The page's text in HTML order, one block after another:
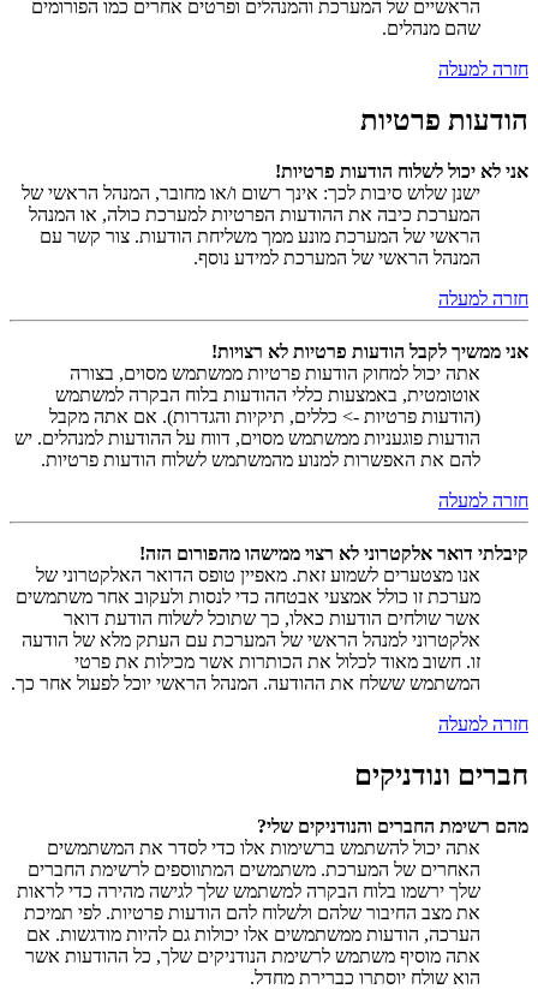
הראשיים של המערכת והמנהלים ופרטים אחרים כמו הפורומים
שהם מנהלים.
חזרה למעלה
הודעות פרטיות
אני לא יכול לשלוח הודעות פרטיות!
ישנן שלוש סיבות לכך: אינך רשום ו/או מחובר, המנהל הראשי של
המערכת כיבה את ההודעות הפרטיות למערכת כולה, או המנהל
הראשי של המערכת מונע ממך משליחת הודעות. צור קשר עם
המנהל הראשי של המערכת למידע נוסף.
חזרה למעלה
אני ממשיך לקבל הודעות פרטיות לא רצויות!
אתה יכול למחוק הודעות פרטיות ממשתמש מסוים, בצורה
אוטומטית, באמצעות כללי ההודעות בלוח הבקרה למשתמש
(הודעות פרטיות -> כללים, תיקיות והגדרות). אם אתה מקבל
הודעות פוגעניות ממשתמש מסוים, דווח על ההודעות למנהלים. יש
להם את האפשרות למנוע מהמשתמש לשלוח הודעות פרטיות.
חזרה למעלה
קיבלתי דואר אלקטרוני לא רצוי ממישהו מהפורום הזה!
אנו מצטערים לשמוע זאת. מאפיין טופס הדואר האלקטרוני של
מערכת זו כולל אמצעי אבטחה כדי לנסות ולעקוב אחר משתמשים
אשר שולחים הודעות כאלו, כך שתוכל לשלוח הודעת דואר
אלקטרוני למנהל הראשי של המערכת עם העתק מלא של הודעה
זו. חשוב מאוד לכלול את הכותרות אשר מכילות את פרטי
המשתמש ששלח את ההודעה. המנהל הראשי יוכל לפעול אחר כך.
חזרה למעלה
חברים ונודניקים
מהם רשימת החברים והנודניקים שלי?
אתה יכול להשתמש ברשימות אלו כדי לסדר את המשתמשים
האחרים של המערכת. משתמשים המתווספים לרשימת החברים
שלך ירשמו בלוח הבקרה למשתמש שלך לגישה מהירה כדי לראות
את מצב החיבור שלהם ולשלוח להם הודעות פרטיות. לפי תמיכת
הערכה, הודעות ממשתמשים אלו יכולות גם להיות מודגשות. אם
אתה מוסיף משתמש לרשימת הנודניקים שלך, כל ההודעות אשר
הוא שולח יוסתרו כברירת מחדל.